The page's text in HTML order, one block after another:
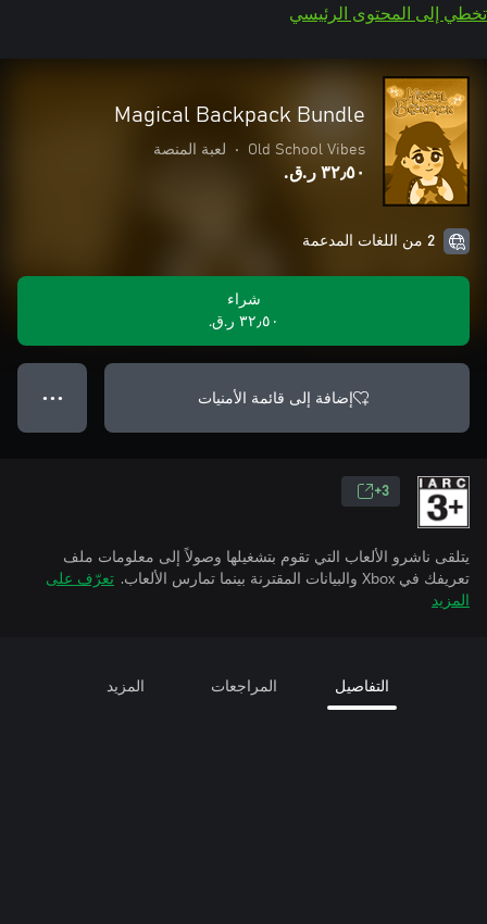
تخطي إلى المحتوى الرئيسي
Magical Backpack Bundle
Old School Vibes
• لعبة المنصة
٣٢٫٥٠ ر.ق.‏
2 من اللغات المدعمة
شراء
٣٢٫٥٠ ر.ق.‏
إضافة إلى قائمة الأمنيات ● ● ●
3+
يتلقى ناشرو الألعاب التي تقوم بتشغيلها وصولاً إلى معلومات ملف
تعريفك في Xbox والبيانات المقترنة بينما تمارس الألعاب.
تعرّف على
المزيد
التفاصيل المراجعات المزيد